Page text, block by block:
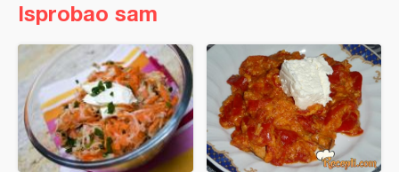
Isprobao sam